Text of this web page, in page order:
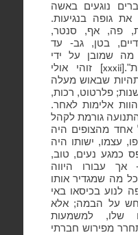
נוגעים באשה
גופה בנגיעות.
פה, אף, סנטר,
בטן, גב- עד
שמובן על ידי
xxxii] זוהי אולי
שבאוש מעלה
פלרטוט, רכות,
אלימות לאחר.
גורמת לקהל
אחד מהצופים היה
עצמו, ישותו היה
כמגע נעים, טוב,
אך עבורו היווה
מה שמגדיר אותו
לנוע בכיסאו באי
על הבמה; אלא
שלו, למשמעות
מפירוש חברתי